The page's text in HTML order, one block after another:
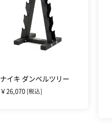
ナイキ ダンベルツリー
￥26,070 [税込]